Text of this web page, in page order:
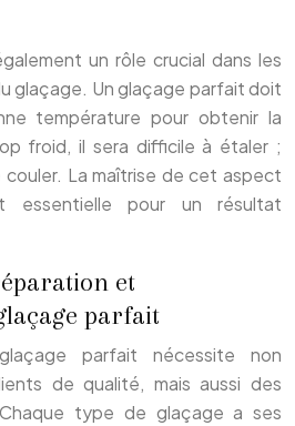
un rôle crucial dans les
glaçage. Un glaçage parfait doit
température pour obtenir la
froid, il sera difficile à étaler ;
couler. La maîtrise de cet aspect
essentielle pour un résultat
et
parfait
parfait nécessite non
de qualité, mais aussi des
type de glaçage a ses